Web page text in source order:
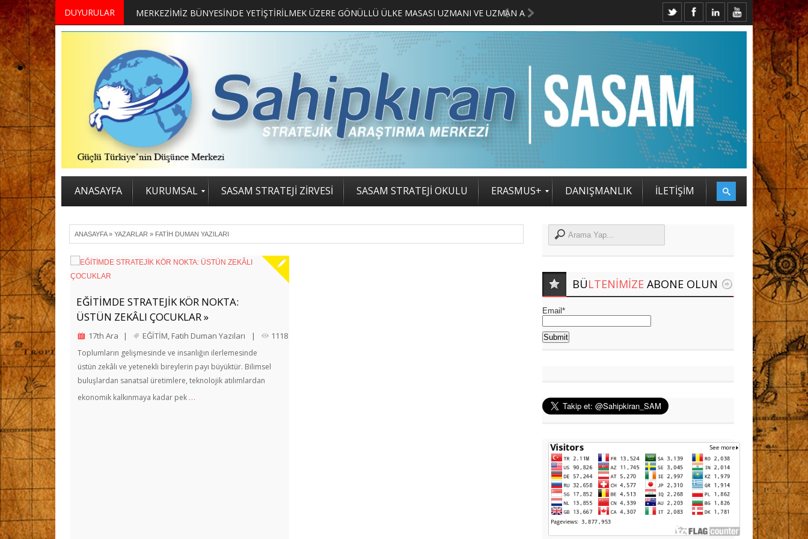
DUYURULAR MERKEZİMİZ BÜNYESİNDE YETİŞTİRİLMEK ÜZERE GÖNÜLLÜ ÜLKE MASASI UZMANI VE UZMAN ADAYLARI ARIYORUZ 2. SASAM STRATEJİ ZİRVESİ KATILIMCILARI BELLİ OLDU
ANASAYFA KURUMSAL SASAM STRATEJİ ZİRVESİ SASAM STRATEJİ OKULU ERASMUS+ DANIŞMANLIK İLETİŞİM
ANASAYFA» YAZARLAR » FATIH DUMAN YAZILARI
EĞİTİMDE STRATEJİK KÖR NOKTA:
ÜSTÜN ZEKÂLI ÇOCUKLAR »
17th Ara | EĞİTİM, Fatih Duman Yazıları | 1118
Toplumların gelişmesinde ve insanlığın ilerlemesinde
üstün zekâlı ve yetenekli bireylerin payı büyüktür. Bilimsel
buluşlardan sanatsal üretimlere, teknolojik atılımlardan
ekonomik kalkınmaya kadar pek …
BÜLTENIMIZEABONE OLUN
Email*